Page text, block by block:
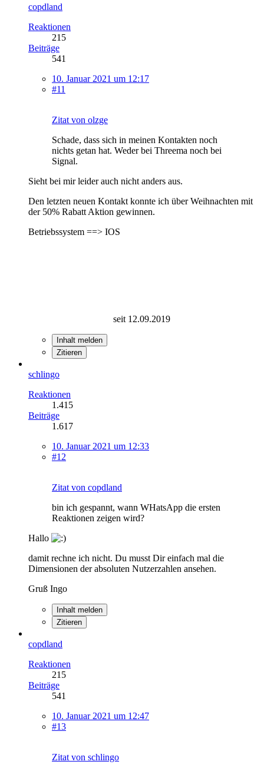
copdland
Reaktionen
215
Beiträge
541
10. Januar 2021 um 12:17
#11
Zitat von olzge
Schade, dass sich in meinen Kontakten noch
nichts getan hat. Weder bei Threema noch bei
Signal.
Sieht bei mir leider auch nicht anders aus.
Den letzten neuen Kontakt konnte ich über Weihnachten mit
der 50% Rabatt Aktion gewinnen.
Betriebssystem ==> IOS
seit 12.09.2019
Inhalt melden
Zitieren
schlingo
Reaktionen
1.415
Beiträge
1.617
10. Januar 2021 um 12:33
#12
Zitat von copdland
bin ich gespannt, wann WHatsApp die ersten
Reaktionen zeigen wird?
Hallo
damit rechne ich nicht. Du musst Dir einfach mal die
Dimensionen der absoluten Nutzerzahlen ansehen.
Gruß Ingo
Inhalt melden
Zitieren
copdland
Reaktionen
215
Beiträge
541
10. Januar 2021 um 12:47
#13
Zitat von schlingo